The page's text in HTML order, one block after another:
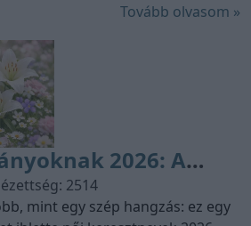
a legszebb növényi eredetű
a szivárvány minden színében
megtalálja a kedvencét.
Tovább olvasom »
2026: A
Névkalendárium
2514
mint egy szép hangzás: ez egy